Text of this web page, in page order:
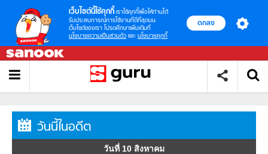
เว็บไซต์นี้ใช้คุกกี้ เราใช้คุกกี้เพื่อให้ท่านได้
รับประสบการณ์การใช้งานที่ดีที่สุดบน
เว็บไซต์ของเรา โปรดศึกษาเพิ่มเติมที่
นโยบายความเป็นส่วนตัว และ นโยบายคุกกี้
ตกลง
วันนี้ในอดีต
วันที่ 10 สิงหาคม